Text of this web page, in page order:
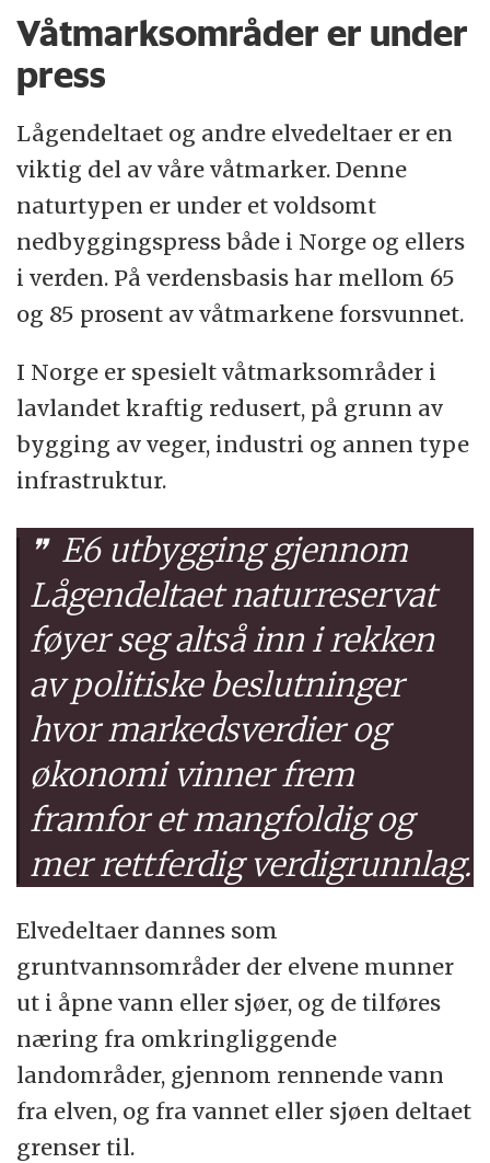
Våtmarksområder er under
press
Lågendeltaet og andre elvedeltaer er en
viktig del av våre våtmarker. Denne
naturtypen er under et voldsomt
nedbyggingspress både i Norge og ellers
i verden. På verdensbasis har mellom 65
og 85 prosent av våtmarkene forsvunnet.
I Norge er spesielt våtmarksområder i
lavlandet kraftig redusert, på grunn av
bygging av veger, industri og annen type
infrastruktur.
E6 utbygging gjennom
Lågendeltaet naturreservat
føyer seg altså inn i rekken
av politiske beslutninger
hvor markedsverdier og
økonomi vinner frem
framfor et mangfoldig og
mer rettferdig verdigrunnlag.
Elvedeltaer dannes som
gruntvannsområder der elvene munner
ut i åpne vann eller sjøer, og de tilføres
næring fra omkringliggende
landområder, gjennom rennende vann
fra elven, og fra vannet eller sjøen deltaet
grenser til.